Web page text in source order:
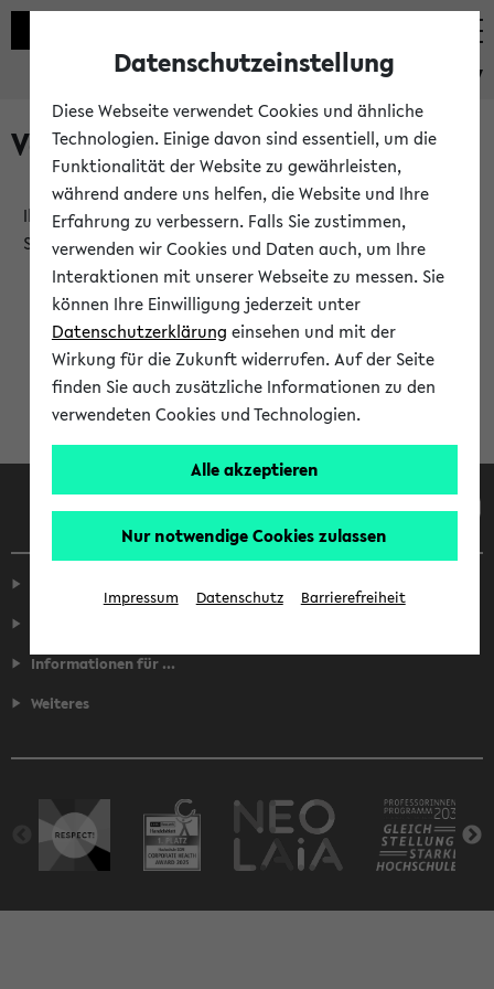
eKVV
Verlauf
Ihr Verlauf ist leer. Er wird sich im Verlauf Ihrer eKVV
Sitzung füllen.
Informationen für ...
Weiteres
Datenschutzeinstellung
Diese Webseite verwendet Cookies und ähnliche
Technologien. Einige davon sind essentiell, um die
Funktionalität der Website zu gewährleisten,
während andere uns helfen, die Website und Ihre
Erfahrung zu verbessern. Falls Sie zustimmen,
verwenden wir Cookies und Daten auch, um Ihre
Interaktionen mit unserer Webseite zu messen. Sie
können Ihre Einwilligung jederzeit unter
Datenschutzerklärung einsehen und mit der
Wirkung für die Zukunft widerrufen. Auf der Seite
finden Sie auch zusätzliche Informationen zu den
verwendeten Cookies und Technologien.
Alle akzeptieren
Nur notwendige Cookies zulassen
Impressum Datenschutz Barrierefreiheit